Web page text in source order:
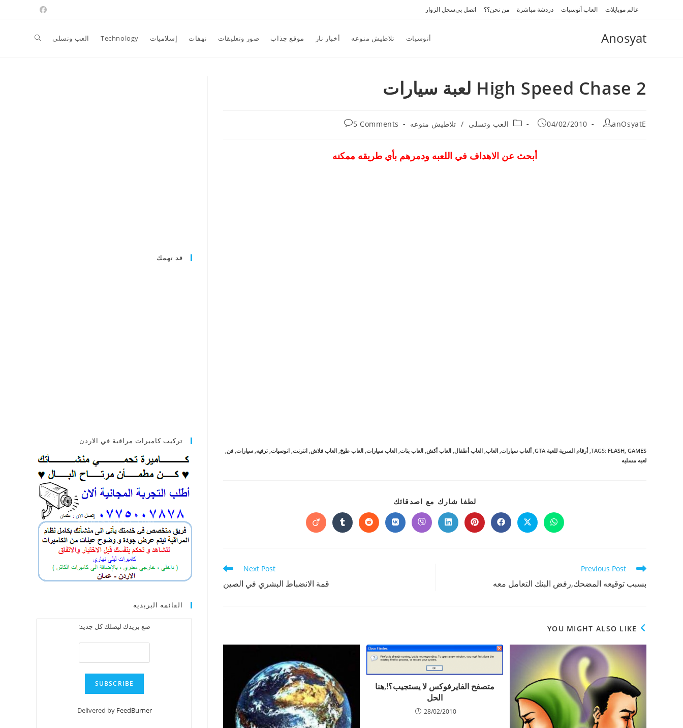
عالم موبايلات العاب أنوسيات دردشة مباشرة من نحن؟؟ اتصل بيسجل الزوار
Anosyat أنوسيات تلاطيش منوعه أخبار نار موقع جذاب صور وتعليقات نهفات إسلاميات Technology العب وتسلى Toggle
High Speed Chase 2 لعبة سيارات
Post
anOsyatE
Post
04/02/2010
Post
العب وتسلى / تلاطيش منوعه
Post
5 Comments
أبحث عن الاهداف في اللعبه ودمرهم بأي طريقه ممكنه
TAGS: FLASH, GAMES
, أرقام السرية للعبة GTA , ألعاب سيارات, العاب, العاب أطفال, العاب أكش, العاب بنات, العاب سيارات, العاب طبخ, العاب فلاش, انترنت, انوسيات, ترفيه, سيارات, فن,
لعبه مسليه
لطفا شارك مع اصدقائك
THIS
CONTENT
Opens
in
Opens
in
Opens
in
Opens
in
Opens
in
Opens
in
Opens
in
Opens
in
Opens
in
Opens
in
Read
articles
Previous Post
بسبب توقيعه المضحك,رفض البنك التعامل معه
Next Post
قمة الانضباط البشري في الصين
YOU MIGHT ALSO LIKE
متصفح الفايرفوكس لا يستجيب؟!,هنا
الحل
28/02/2010
قد تهمك
تركيب كاميرات مراقبة في الاردن
القائمه البريديه
ضع بريدك ليصلك كل جديد:
Delivered by FeedBurner